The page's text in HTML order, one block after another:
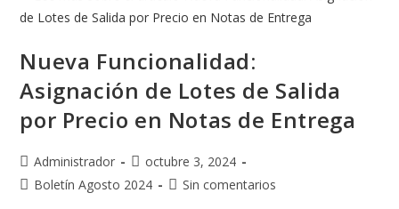
Nueva Funcionalidad:
Asignación de Lotes de Salida
por Precio en Notas de Entrega
Administrador
octubre 3, 2024
Boletín Agosto 2024
Sin comentarios